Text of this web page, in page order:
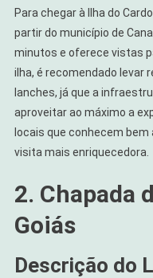
Para chegar à Ilha do
partir do município de
minutos e oferece vistas
ilha, é recomendado levar
lanches, já que a
aproveitar ao máximo a
locais que conhecem
visita mais enriquecedora.
2. Chapada
Goiás
Descrição do